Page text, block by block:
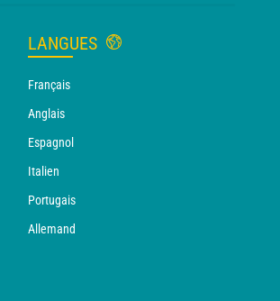
LANGUES
Français
Anglais
Espagnol
Italien
Portugais
Allemand